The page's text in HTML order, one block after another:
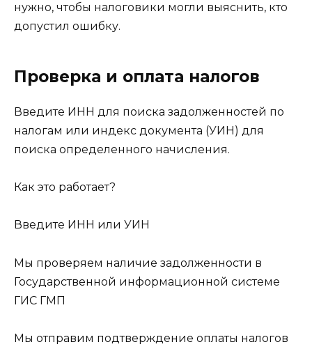
нужно, чтобы налоговики могли выяснить, кто
допустил ошибку.
Проверка и оплата налогов
Введите ИНН для поиска задолженностей по
налогам или индекс документа (УИН) для
поиска определенного начисления.
Как это работает?
Введите ИНН или УИН
Мы проверяем наличие задолженности в
Государственной информационной системе
ГИС ГМП
Мы отправим подтверждение оплаты налогов